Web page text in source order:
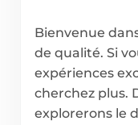
Bienvenue
de qualité. Si
expériences
cherchez plus.
explorerons le